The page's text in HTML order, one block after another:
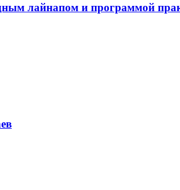
лайнапом и программой